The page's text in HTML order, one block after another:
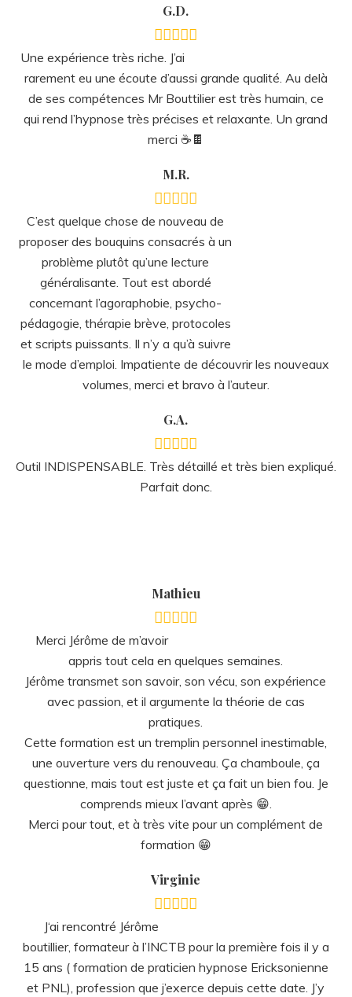
merci ☕🍫
M.R.
C’est quelque chose de nouveau de
proposer des bouquins consacrés à un problème plutôt
qu’une lecture généralisante. Tout est abordé
brève, protocoles et scripts puissants. Il n’y a qu’à suivre
le mode d’emploi. Impatiente de découvrir les nouveaux
G.A.
Outil INDISPENSABLE. Très détaillé et très bien expliqué.
Parfait donc.
Mathieu
Merci Jérôme de m’avoir
appris tout cela en quelques semaines.
Jérôme transmet son savoir, son vécu, son expérience
formation 😁
Virginie
J‘ai rencontré Jérôme
boutillier, formateur à l’INCTB pour la première fois il y a
15 ans ( formation de praticien hypnose Ericksonienne
et PNL), profession que j’exerce depuis cette date. J’y
suis régulièrement retournée pour accéder aux nouvelles
formations ( les formations thérapie des troubles
anxieux et celle de l’emprise narcissique sont des
pépites 😉). J’y ai aussi parfois redoublé les anciennes (
gratuitement) , et parce que Jérôme nous permet
En formation, vous pourrez bénéficier de Son” expertise
” de l’être humain , de sa volonté de transmission et de
toute son authenticité . ( N’en déplaise à certains 😀). Je
le remercie pour ma part du cadre protégé qu’il a su
créer à l’INCTB. Une “safe zone” parsemées de jolies
rencontres inctbiennes 😀 Jérôme merci ! Et à bientôt 😀